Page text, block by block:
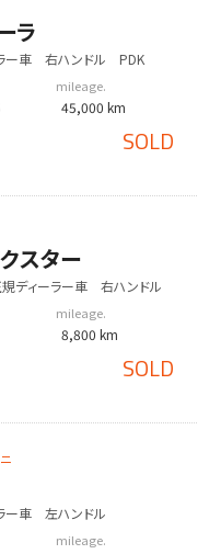
ラ
ー車 右ハンドル PDK
mileage.
45,000 km
SOLD
スター
ディーラー車 右ハンドル
mileage.
8,800 km
SOLD
ー車 左ハンドル
mileage.